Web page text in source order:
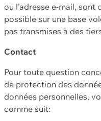
ou l'adresse e-mail, sont
possible sur une base
pas transmises à des
Contact
Pour toute question
de protection des
données personnelles,
comme suit: